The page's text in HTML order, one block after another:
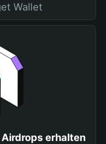
Wallet
erhalten